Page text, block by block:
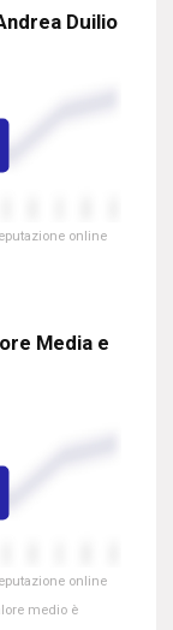
Duilio
online
Media e
online
medio è